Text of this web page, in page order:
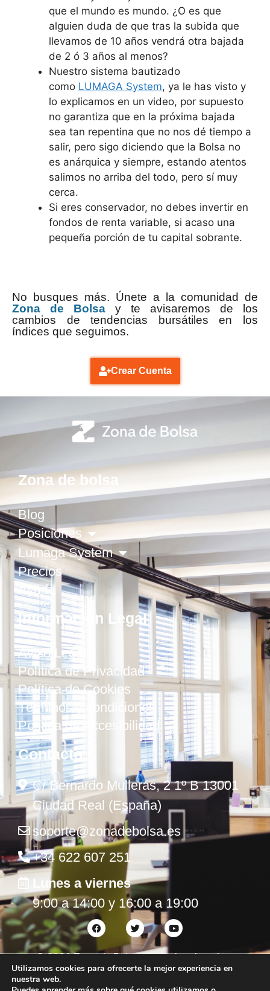
que el mundo es mundo. ¿O es que
alguien duda de que tras la subida que
llevamos de 10 años vendrá otra bajada
de 2 ó 3 años al menos?
Nuestro sistema bautizado
como LUMAGA System, ya le has visto y
lo explicamos en un video, por supuesto
no garantiza que en la próxima bajada
sea tan repentina que no nos dé tiempo a
salir, pero sigo diciendo que la Bolsa no
es anárquica y siempre, estando atentos
salimos no arriba del todo, pero sí muy
cerca.
Si eres conservador, no debes invertir en
fondos de renta variable, si acaso una
pequeña porción de tu capital sobrante.
No busques más. Únete a la comunidad de
Zona de Bolsa y te avisaremos de los
cambios de tendencias bursátiles en los
índices que seguimos.
Crear Cuenta
Zona de bolsa
Blog
Posiciones
Lumaga System
Precios
Ayuda
Información Legal
Aviso Legal
Política de Privacidad
Política de Cookies
Términos y condiciones
Política de Accesibilidad
Contacto
C/ Bernardo Mulleras, 2 1º B 13001
Ciudad Real (España)
soporte@zonadebolsa.es
+34 622 607 251
Lunes a viernes
9:00 a 14:00 y 16:00 a 19:00
©2026Zona de Bolsa. Todos los derechos
reservados.
Utilizamos cookies para ofrecerte la mejor experiencia en
nuestra web.